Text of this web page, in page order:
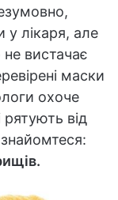
у лікаря, але
вистачає
маски
охоче
рятують від